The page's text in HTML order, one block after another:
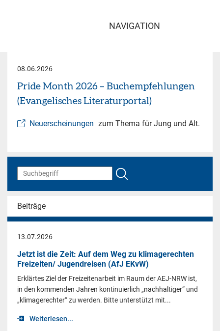
NAVIGATION
08.06.2026
Pride Month 2026 – Buchempfehlungen
(Evangelisches Literaturportal)
Neuerscheinungen zum Thema für Jung und Alt.
Beiträge
13.07.2026
Jetzt ist die Zeit: Auf dem Weg zu klimagerechten
Freizeiten/ Jugendreisen (AfJ EKvW)
Erklärtes Ziel der Freizeitenarbeit im Raum der AEJ-NRW ist,
in den kommenden Jahren kontinuierlich „nachhaltiger“ und
„klimagerechter“ zu werden. Bitte unterstützt mit...
Weiterlesen...